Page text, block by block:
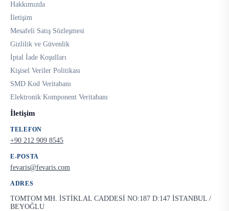
Hakkımızda
İletişim
Mesafeli Satış Sözleşmesi
Gizlilik ve Güvenlik
İptal İade Koşulları
Kişisel Veriler Politikası
SMD Kod Veritabanı
Elektronik Komponent Veritabanı
İletişim
TELEFON
+90 212 909 8545
E-POSTA
fevaris@fevaris.com
ADRES
TOMTOM MH. İSTİKLAL CADDESİ NO:187 D:147 İSTANBUL /
BEYOĞLU